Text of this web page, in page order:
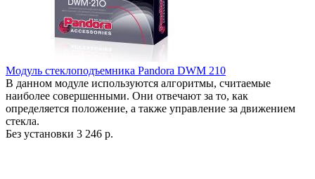
Модуль стеклоподъемника Pandora DWM 210
В данном модуле используются алгоритмы, считаемые
наиболее совершенными. Они отвечают за то, как
определяется положение, а также управление за движением
стекла.
Без установки 3 246 р.